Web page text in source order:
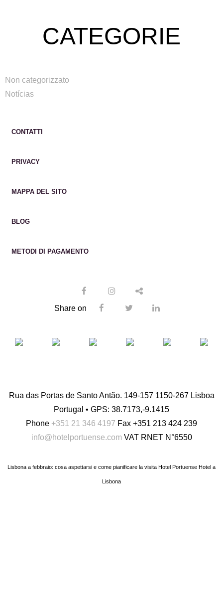
CATEGORIE
Non categorizzato
Notícias
CONTATTI
PRIVACY
MAPPA DEL SITO
BLOG
METODI DI PAGAMENTO
Share on
Rua das Portas de Santo Antão. 149-157 1150-267 Lisboa
Portugal • GPS: 38.7173,-9.1415
Phone +351 21 346 4197 Fax +351 213 424 239
info@hotelportuense.com VAT RNET N°6550
Lisbona a febbraio: cosa aspettarsi e come pianificare la visita Hotel Portuense Hotel a
Lisbona